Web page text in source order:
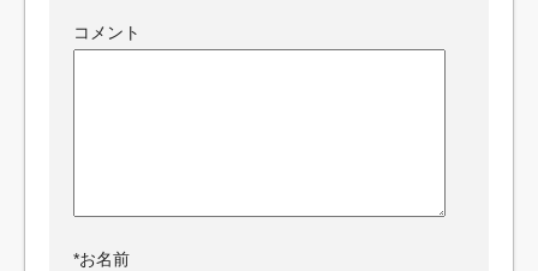
コメント
*お名前